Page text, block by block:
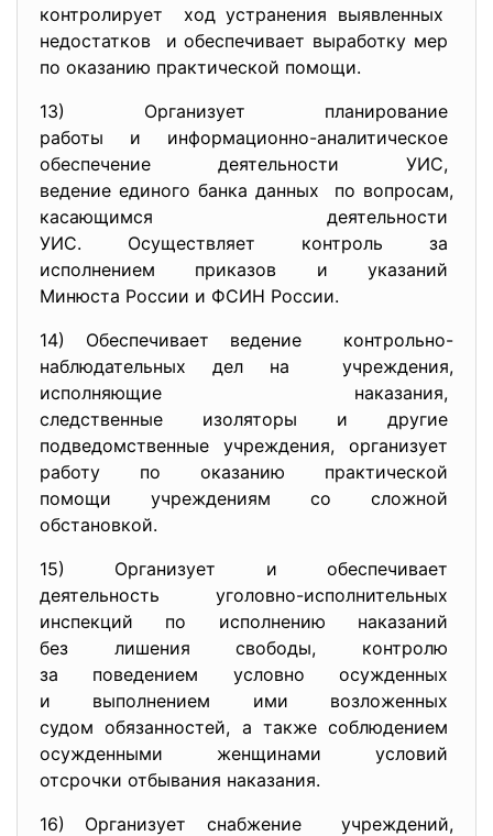
контролирует ход устранения выявленных
недостатков и обеспечивает выработку мер
по оказанию практической помощи.
13) Организует планирование
работы и информационно-аналитическое
обеспечение деятельности УИС,
ведение единого банка данных по вопросам,
касающимся деятельности
УИС. Осуществляет контроль за
исполнением приказов и указаний
Минюста России и ФСИН России.
14) Обеспечивает ведение контрольно-
наблюдательных дел на учреждения,
исполняющие наказания,
следственные изоляторы и другие
подведомственные учреждения, организует
работу по оказанию практической
помощи учреждениям со сложной
обстановкой.
15) Организует и обеспечивает
деятельность уголовно-исполнительных
инспекций по исполнению наказаний
без лишения свободы, контролю
за поведением условно осужденных
и выполнением ими возложенных
судом обязанностей, а также соблюдением
осужденными женщинами условий
отсрочки отбывания наказания.
16) Организует снабжение учреждений,